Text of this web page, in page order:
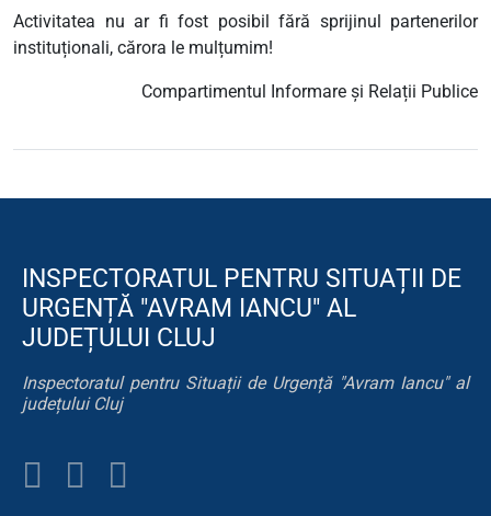
Activitatea nu ar fi fost posibil fără sprijinul partenerilor
instituționali, cărora le mulțumim!
Compartimentul Informare și Relații Publice
INSPECTORATUL PENTRU SITUAȚII DE
URGENȚĂ "AVRAM IANCU" AL
JUDEȚULUI CLUJ
Inspectoratul pentru Situații de Urgență "Avram Iancu" al
județului Cluj